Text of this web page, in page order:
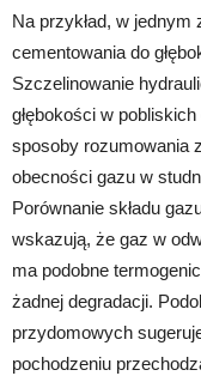
Na przykład, w
cementowania do
Szczelinowanie
głębokości w
sposoby rozumowania
obecności gazu w
Porównanie składu
wskazują, że gaz w
ma podobne
żadnej degradacji.
przydomowych
pochodzeniu